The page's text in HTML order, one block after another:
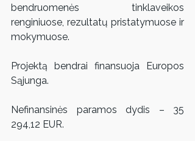
bendruomenės tinklaveikos
renginiuose, rezultatų pristatymuose ir
mokymuose.
Projektą bendrai finansuoja Europos
Sąjunga.
Nefinansinės paramos dydis – 35
294,12 EUR.